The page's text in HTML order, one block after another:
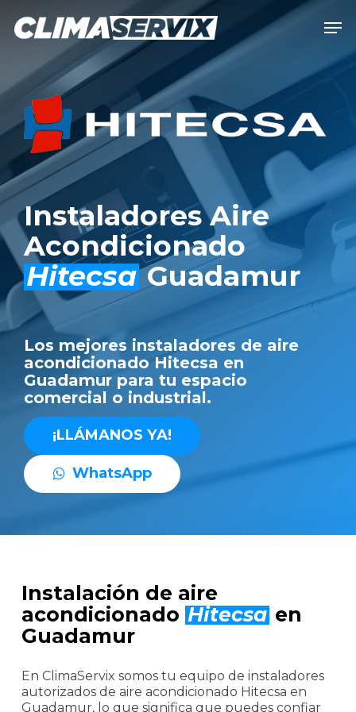
content
Instaladores Aire
Acondicionado
HitecsaGuadamur
Los mejores instaladores de aire
acondicionado Hitecsa en
Guadamur para tu espacio
comercial o industrial.
¡LLÁMANOS YA!
WhatsApp
Instalación de aire
acondicionado Hitecsa en
Guadamur
En ClimaServix somos tu equipo de instaladores
autorizados de aire acondicionado Hitecsa en
Guadamur, lo que significa que puedes confiar
Close
Menu